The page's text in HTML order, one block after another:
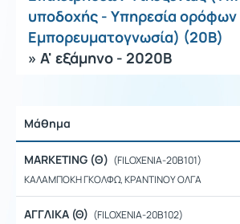
υποδοχής - Υπηρεσία ορόφων
Εμπορευματογνωσία) (20Β)
» Α' εξάμηνο - 2020Β
Μάθημα
MARKETING (Θ) (FILOXENIA-20B101)
ΚΑΛΑΜΠΟΚΗ ΓΚΟΛΦΩ, ΚΡΑΝΤΙΝΟΥ ΟΛΓΑ
ΑΓΓΛΙΚΑ (Θ) (FILOXENIA-20B102)